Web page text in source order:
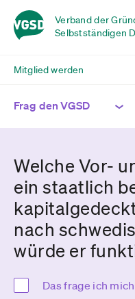
Verband der
Selbstständigen
Mitglied werden
Frag den VGSD
Welche Vor-
ein staatlich
nach
würde er
Das frage ich